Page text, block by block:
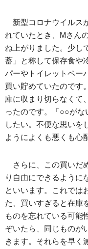
新型コロナウイルス
れていたとき、Mさん
ね上がりました。少し
蓄」と称して保存食や
パーやトイレットペー
買い貯めていたのです
庫に収まり切らなくて
ったのです。「○○がな
したい。不便な思いを
ようによくも悪くも心
さらに、この買いだ
り自由にできるように
といいます。これでは
た、買いすぎると在庫
ものを忘れている可能
ぞいたら、同じものが
きます。それらを早く